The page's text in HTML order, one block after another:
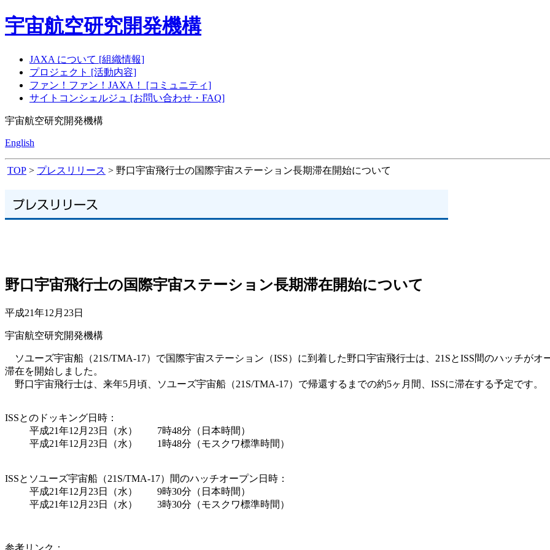
宇宙航空研究開発機構
JAXA について [組織情報]
プロジェクト [活動内容]
ファン！ファン！JAXA！ [コミュニティ]
サイトコンシェルジュ [お問い合わせ・FAQ]
宇宙航空研究開発機構
English
TOP > プレスリリース > 野口宇宙飛行士の国際宇宙ステーション長期滞在開始について
野口宇宙飛行士の国際宇宙ステーション長期滞在開始について
平成21年12月23日
宇宙航空研究開発機構
ソユーズ宇宙船（21S/TMA-17）で国際宇宙ステーション（ISS）に到着した野口宇宙飛行士は、21SとISS間のハッチがオ
滞在を開始しました。
野口宇宙飛行士は、来年5月頃、ソユーズ宇宙船（21S/TMA-17）で帰還するまでの約5ヶ月間、ISSに滞在する予定です。
ISSとのドッキング日時：
平成21年12月23日（水） 7時48分（日本時間）
平成21年12月23日（水） 1時48分（モスクワ標準時間）
ISSとソユーズ宇宙船（21S/TMA-17）間のハッチオープン日時：
平成21年12月23日（水） 9時30分（日本時間）
平成21年12月23日（水） 3時30分（モスクワ標準時間）
参考リンク：